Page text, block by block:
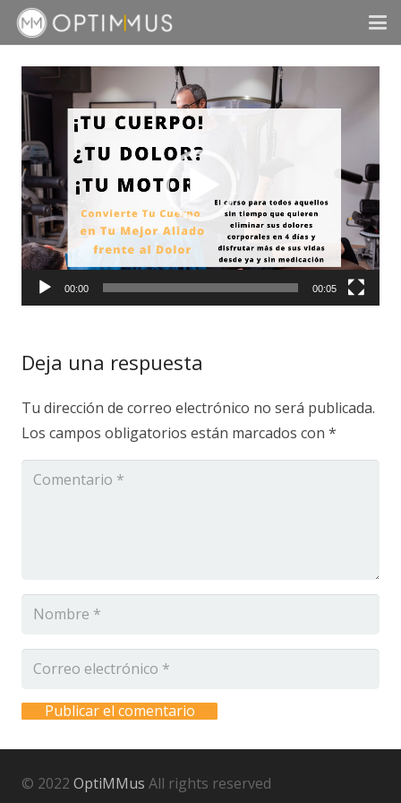
Reproductor
de
vídeo
00:00 00:05
Deja una respuesta
Tu dirección de correo electrónico no será publicada.
Los campos obligatorios están marcados con *
Publicar el comentario
© 2022 OptiMMus All rights reserved